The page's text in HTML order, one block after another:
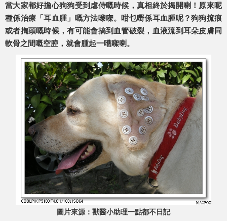
當大家都好擔心狗狗受到虐侍嘅時候，真相終於揭開喇！原來呢
種係治療「耳血腫」嘅方法嚟㗎。咁乜嘢係耳血腫呢？狗狗搲痕
或者揈頭嘅時候，有可能會搞到血管破裂，血液流到耳朵皮膚同
軟骨之間嘅空腔，就會腫起一嚿㗎喇。
圖片來源：獸醫小助理一點都不日記